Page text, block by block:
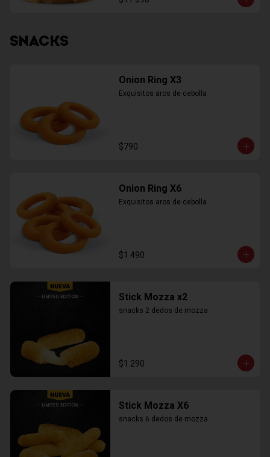
SNACKS
Onion Ring X3
Exquisitos aros de cebolla
$790
Onion Ring X6
Exquisitos aros de cebolla
$1.490
Stick Mozza x2
snacks 2 dedos de mozza
$1.290
Stick Mozza X6
snacks 6 dedos de mozza